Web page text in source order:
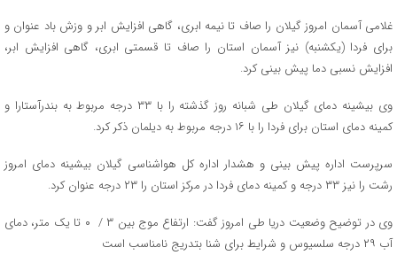
غلامی آسمان امروز گیلان را صاف تا نیمه ابری، گاهی افزایش ابر و وزش باد عنوان و
برای فردا (یکشنبه) نیز آسمان استان را صاف تا قسمتی ابری، گاهی افزایش ابر،
افزایش نسبی دما پیش بینی کرد.
وی بیشینه دمای گیلان طی شبانه روز گذشته را با ۳۳ درجه مربوط به بندرآستارا و
کمینه دمای استان برای فردا را با ۱۶ درجه مربوط به دیلمان ذکر کرد.
سرپرست اداره پیش بینی و هشدار اداره کل هواشناسی گیلان بیشینه دمای امروز
رشت را نیز ۳۳ درجه و کمینه دمای فردا در مرکز استان را ۲۳ درجه عنوان کرد.
وی در توضیح وضعیت دریا طی امروز گفت: ارتفاع موج بین ۳ / ‏‬ ۰ تا یک متر، دمای
آب ۲۹ درجه سلسیوس و شرایط برای شنا بتدریج نامناسب است